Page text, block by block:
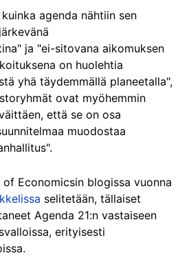
agenda nähtiin sen
ja "ei-sitovana aikomuksen
on huolehtia
yhä täydemmällä planeetalla",
ovat myöhemmin
että se on osa
muodostaa
Economicsin blogissa vuonna
selitetään, tällaiset
Agenda 21:n vastaiseen
erityisesti